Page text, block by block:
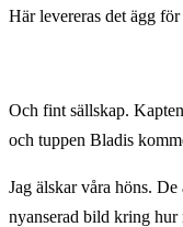
Här levereras det ägg
Och fint sällskap.
och tuppen Bladis
Jag älskar våra höns.
nyanserad bild kring hur